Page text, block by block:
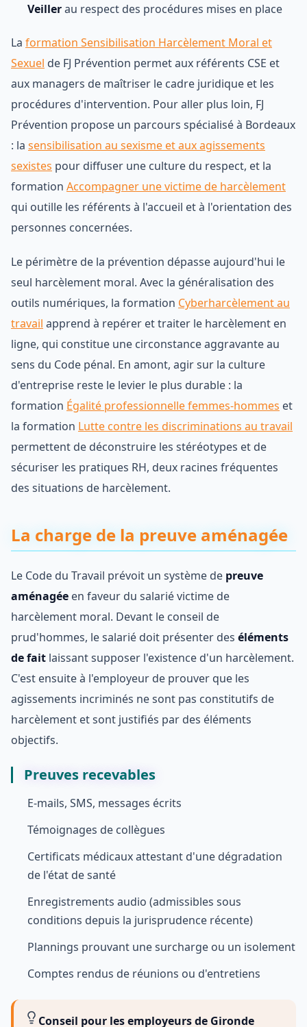
Veillerau respect des procédures mises en place
La formation Sensibilisation Harcèlement Moral et
Sexuel de FJ Prévention permet aux référents CSE et
aux managers de maîtriser le cadre juridique et les
procédures d'intervention. Pour aller plus loin, FJ
Prévention propose un parcours spécialisé à Bordeaux
: la sensibilisation au sexisme et aux agissements
sexistes pour diffuser une culture du respect, et la
formation Accompagner une victime de harcèlement
qui outille les référents à l'accueil et à l'orientation des
personnes concernées.
Le périmètre de la prévention dépasse aujourd'hui le
seul harcèlement moral. Avec la généralisation des
outils numériques, la formation Cyberharcèlement au
travail apprend à repérer et traiter le harcèlement en
ligne, qui constitue une circonstance aggravante au
sens du Code pénal. En amont, agir sur la culture
d'entreprise reste le levier le plus durable : la
formation Égalité professionnelle femmes-hommes et
la formation Lutte contre les discriminations au travail
permettent de déconstruire les stéréotypes et de
sécuriser les pratiques RH, deux racines fréquentes
des situations de harcèlement.
La charge de la preuve aménagée
Le Code du Travail prévoit un système de preuve
aménagée en faveur du salarié victime de
harcèlement moral. Devant le conseil de
prud'hommes, le salarié doit présenter des éléments
de fait laissant supposer l'existence d'un harcèlement.
C'est ensuite à l'employeur de prouver que les
agissements incriminés ne sont pas constitutifs de
harcèlement et sont justifiés par des éléments
objectifs.
Preuves recevables
E-mails, SMS, messages écrits
Témoignages de collègues
Certificats médicaux attestant d'une dégradation
de l'état de santé
Enregistrements audio (admissibles sous
conditions depuis la jurisprudence récente)
Plannings prouvant une surcharge ou un isolement
Comptes rendus de réunions ou d'entretiens
Conseil pour les employeurs de Gironde